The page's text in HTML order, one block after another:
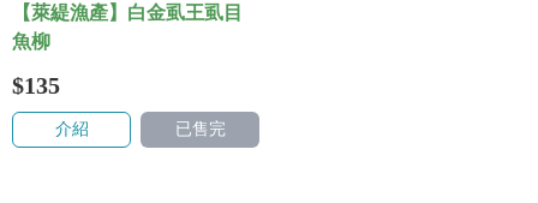
【萊緹漁產】白金虱王虱目
魚柳
$135
介紹 已售完